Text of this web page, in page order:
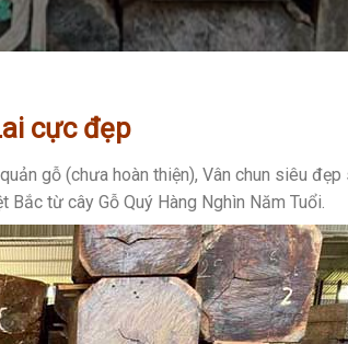
cực đẹp
gỗ (chưa hoàn thiện), Vân chun siêu đẹp
từ cây Gỗ Quý Hàng Nghìn Năm Tuổi.